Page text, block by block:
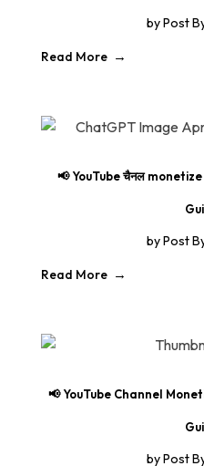
byPost
Read More
📢 YouTube चैनल monetize
byPost
Read More
📢 YouTube Channel
byPost